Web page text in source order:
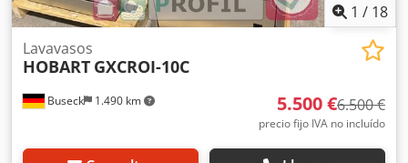
1 / 18
Buseck 1.490 km
Lavavasos
HOBART GXCROI-10C
5.500 €6.500 €
precio fijo IVA no incluído